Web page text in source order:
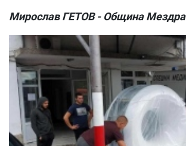
Мирослав ГЕТОВ - Община Мездра